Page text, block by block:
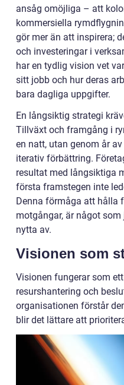
ansåg omöjliga – att
kommersiella
gör mer än att inspirera;
och investeringar i
har en tydlig vision vet
sitt jobb och hur deras
bara dagliga uppgifter.
En långsiktig strategi
Tillväxt och framgång i
en natt, utan genom år
iterativ förbättring.
resultat med långsiktiga
första framstegen inte
Denna förmåga att hålla
motgångar, är något
nytta av.
Visionen som
Visionen fungerar som
resurshantering och
organisationen förstår
blir det lättare att